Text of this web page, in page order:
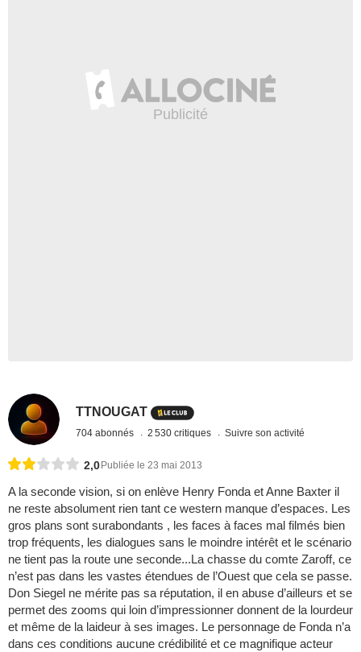
TTNOUGAT
704 abonnés 2 530 critiques Suivre son activité
2,0 Publiée le 23 mai 2013
A la seconde vision, si on enlève Henry Fonda et Anne Baxter il
ne reste absolument rien tant ce western manque d’espaces. Les
gros plans sont surabondants , les faces à faces mal filmés bien
trop fréquents, les dialogues sans le moindre intérêt et le scénario
ne tient pas la route une seconde...La chasse du comte Zaroff, ce
n’est pas dans les vastes étendues de l’Ouest que cela se passe.
Don Siegel ne mérite pas sa réputation, il en abuse d’ailleurs et se
permet des zooms qui loin d’impressionner donnent de la lourdeur
et même de la laideur à ses images. Le personnage de Fonda n’a
dans ces conditions aucune crédibilité et ce magnifique acteur